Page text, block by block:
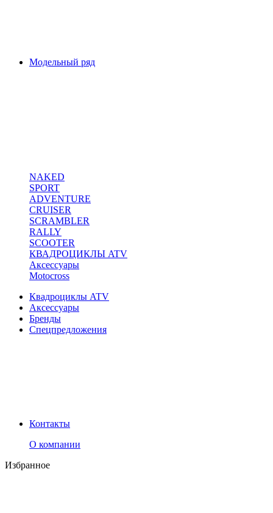
Модельный ряд
NAKED
SPORT
ADVENTURE
CRUISER
SCRAMBLER
RALLY
SCOOTER
КВАДРОЦИКЛЫ ATV
Аксессуары
Motocross
Квадроциклы ATV
Аксессуары
Бренды
Спецпредложения
Контакты
О компании
Избранное